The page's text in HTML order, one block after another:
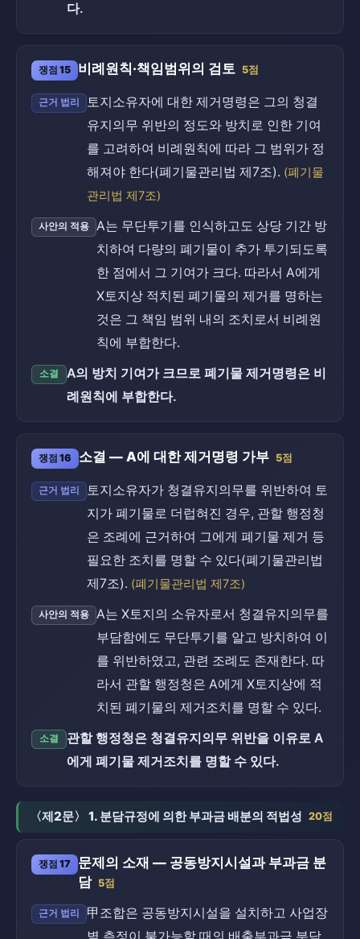
다.
쟁점 15 비례원칙·책임범위의 검토 5점
근거 법리
토지소유자에 대한 제거명령은 그의 청결
유지의무 위반의 정도와 방치로 인한 기여
를 고려하여 비례원칙에 따라 그 범위가 정
해져야 한다(폐기물관리법 제7조). (폐기물
관리법 제7조)
사안의 적용
A는 무단투기를 인식하고도 상당 기간 방
치하여 다량의 폐기물이 추가 투기되도록
한 점에서 그 기여가 크다. 따라서 A에게
X토지상 적치된 폐기물의 제거를 명하는
것은 그 책임 범위 내의 조치로서 비례원
칙에 부합한다.
소결
A의 방치 기여가 크므로 폐기물 제거명령은 비
례원칙에 부합한다.
쟁점 16 소결 — A에 대한 제거명령 가부 5점
근거 법리
토지소유자가 청결유지의무를 위반하여 토
지가 폐기물로 더럽혀진 경우, 관할 행정청
은 조례에 근거하여 그에게 폐기물 제거 등
필요한 조치를 명할 수 있다(폐기물관리법
제7조). (폐기물관리법 제7조)
사안의 적용
A는 X토지의 소유자로서 청결유지의무를
부담함에도 무단투기를 알고 방치하여 이
를 위반하였고, 관련 조례도 존재한다. 따
라서 관할 행정청은 A에게 X토지상에 적
치된 폐기물의 제거조치를 명할 수 있다.
소결
관할 행정청은 청결유지의무 위반을 이유로 A
에게 폐기물 제거조치를 명할 수 있다.
〈제2문〉 1. 분담규정에 의한 부과금 배분의 적법성 20점
쟁점 17
문제의 소재 — 공동방지시설과 부과금 분
담 5점
근거 법리
甲조합은 공동방지시설을 설치하고 사업장